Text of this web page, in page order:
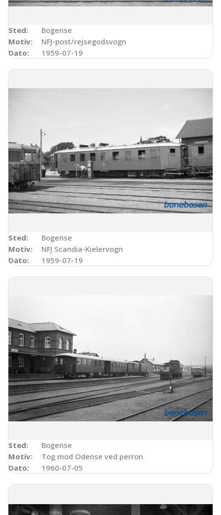
Sted:
Bogense
Motiv:
NFJ-post/rejsegodsvogn
Dato:
1959-07-19
Sted:
Bogense
Motiv:
NFJ Scandia-Kielervogn
Dato:
1959-07-19
Sted:
Bogense
Motiv:
Tog mod Odense ved perron
Dato:
1960-07-05